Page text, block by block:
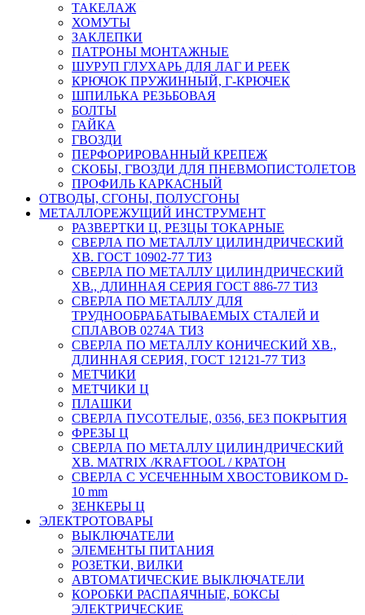
ТАКЕЛАЖ
ХОМУТЫ
ЗАКЛЕПКИ
ПАТРОНЫ МОНТАЖНЫЕ
ШУРУП ГЛУХАРЬ ДЛЯ ЛАГ И РЕЕК
КРЮЧОК ПРУЖИННЫЙ, Г-КРЮЧЕК
ШПИЛЬКА РЕЗЬБОВАЯ
БОЛТЫ
ГАЙКА
ГВОЗДИ
ПЕРФОРИРОВАННЫЙ КРЕПЕЖ
СКОБЫ, ГВОЗДИ ДЛЯ ПНЕВМОПИСТОЛЕТОВ
ПРОФИЛЬ КАРКАСНЫЙ
ОТВОДЫ, СГОНЫ, ПОЛУСГОНЫ
МЕТАЛЛОРЕЖУЩИЙ ИНСТРУМЕНТ
РАЗВЕРТКИ Ц, РЕЗЦЫ ТОКАРНЫЕ
СВЕРЛА ПО МЕТАЛЛУ ЦИЛИНДРИЧЕСКИЙ
ХВ. ГОСТ 10902-77 ТИЗ
СВЕРЛА ПО МЕТАЛЛУ ЦИЛИНДРИЧЕСКИЙ
ХВ., ДЛИННАЯ СЕРИЯ ГОСТ 886-77 ТИЗ
СВЕРЛА ПО МЕТАЛЛУ ДЛЯ
ТРУДНООБРАБАТЫВАЕМЫХ СТАЛЕЙ И
СПЛАВОВ 0274А ТИЗ
СВЕРЛА ПО МЕТАЛЛУ КОНИЧЕСКИЙ ХВ.,
ДЛИННАЯ СЕРИЯ, ГОСТ 12121-77 ТИЗ
МЕТЧИКИ
МЕТЧИКИ Ц
ПЛАШКИ
СВЕРЛА ПУСОТЕЛЫЕ, 0356, БЕЗ ПОКРЫТИЯ
ФРЕЗЫ Ц
СВЕРЛА ПО МЕТАЛЛУ ЦИЛИНДРИЧЕСКИЙ
ХВ. MATRIX /KRAFTOOL / КРАТОН
СВЕРЛА С УСЕЧЕННЫМ ХВОСТОВИКОМ D-
10 mm
ЗЕНКЕРЫ Ц
ЭЛЕКТРОТОВАРЫ
ВЫКЛЮЧАТЕЛИ
ЭЛЕМЕНТЫ ПИТАНИЯ
РОЗЕТКИ, ВИЛКИ
АВТОМАТИЧЕСКИЕ ВЫКЛЮЧАТЕЛИ
КОРОБКИ РАСПАЯЧНЫЕ, БОКСЫ
ЭЛЕКТРИЧЕСКИЕ